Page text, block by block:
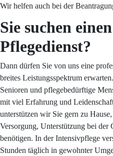
Wir helfen auch bei der
Sie suchen
Pflegedienst?
Dann dürfen Sie von uns eine
breites Leistungsspektrum
Senioren und pflegebedürftige
mit viel Erfahrung und
unterstützen wir Sie gern zu
Versorgung, Unterstützung bei der
benötigen. In derIntensivpflege
Stunden täglich in gewohnter